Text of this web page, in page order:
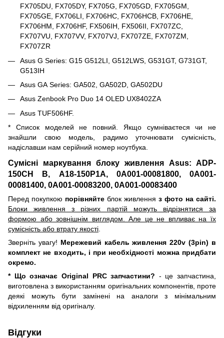
FX705DU, FX705DY, FX705G, FX705GD, FX705GM,
FX705GE, FX706LI, FX706HC, FX706HCB, FX706HE,
FX706HM, FX706HF, FX506IH, FX506II, FX707ZC,
FX707VU, FX707VV, FX707VJ, FX707ZE, FX707ZM,
FX707ZR
Asus G Series: G15 G512LI, G512LWS, G531GT, G731GT,
G513IH
Asus GA Series: GA502, GA502D, GA502DU
Asus Zenbook Pro Duo 14 OLED UX8402ZA
Asus TUF506HF.
* Список моделей не повний. Якщо сумніваєтеся чи не
знайшли свою модель, радимо уточнювати сумісність,
надіславши нам серійний номер ноутбука.
Сумісні маркування блоку живлення Asus: ADP-
150CH B, A18-150P1A, 0A001-00081800, 0A001-
00081400, 0A001-00083200, 0A001-00083400
Перед покупкою порівняйте блок живлення з фото на сайті.
Блоки живлення з різних партій можуть відрізнятися за
формою або зовнішнім виглядом. Але це не впливає на їх
сумісність або втрату якості
Зверніть увагу! Мережевий кабель живлення 220v (3pin) в
комплект не входить, і при необхідності можна придбати
окремо.
* Що означає Original PRC запчастини? - це запчастина,
виготовлена ​​з використанням оригінальних компонентів, проте
деякі можуть бути замінені на аналоги з мінімальним
відхиленням від оригіналу.
Відгуки